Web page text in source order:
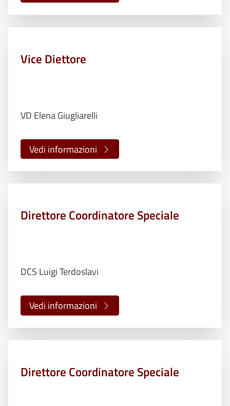
Vice Diettore
VD Elena Giugliarelli
Vedi informazioni
Direttore Coordinatore Speciale
DCS Luigi Terdoslavi
Vedi informazioni
Direttore Coordinatore Speciale